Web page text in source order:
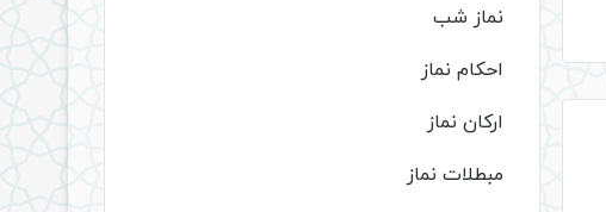
نماز شب
احکام نماز
ارکان نماز
مبطلات نماز